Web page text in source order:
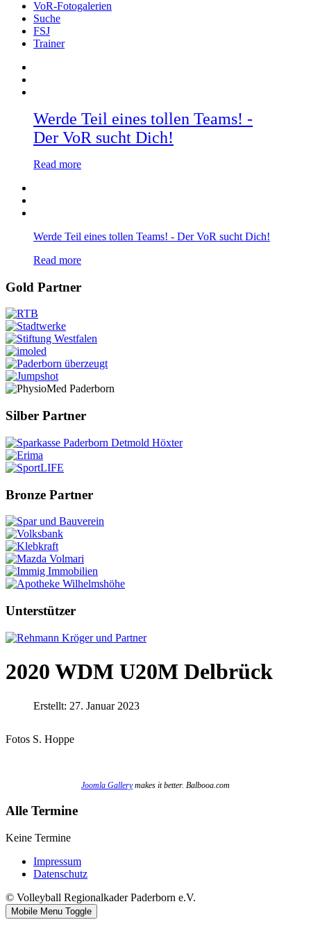
VoR-Fotogalerien
Suche
FSJ
Trainer
Werde Teil eines tollen Teams! -
Der VoR sucht Dich!
Read more
Werde Teil eines tollen Teams! - Der VoR sucht Dich!
Read more
Gold Partner
Silber Partner
Bronze Partner
Unterstützer
2020 WDM U20M Delbrück
Erstellt: 27. Januar 2023
Fotos S. Hoppe
Joomla Gallerymakes it better. Balbooa.com
Alle Termine
Keine Termine
Impressum
Datenschutz
© Volleyball Regionalkader Paderborn e.V.
Mobile Menu Toggle